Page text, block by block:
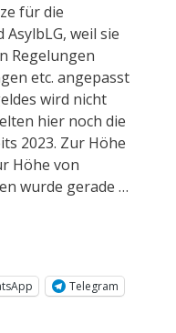
für die
AsylbLG, weil sie
Regelungen
etc. angepasst
wird nicht
hier noch die
2023. Zur Höhe
Höhe von
wurde gerade …
Telegram